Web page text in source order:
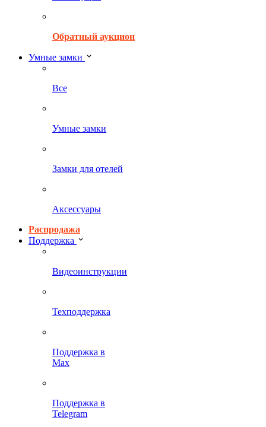
Обратный аукцион
Умные замки
Все
Умные замки
Замки для отелей
Аксессуары
Распродажа
Поддержка
Видеоинструкции
Техподдержка
Поддержка в
Max
Поддержка в
Telegram